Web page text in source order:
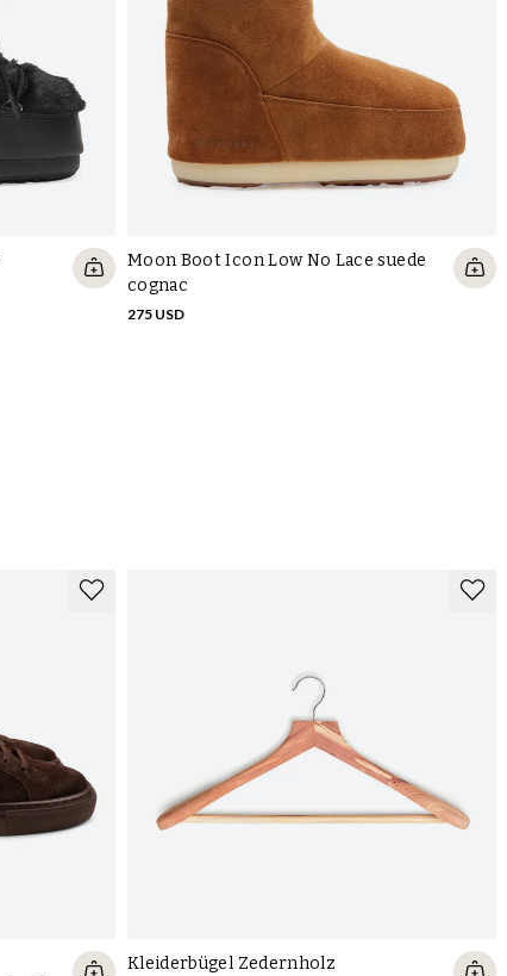
Moon Boot Icon Low No Lace suede
cognac
275 USD
Kleiderbügel Zedernholz